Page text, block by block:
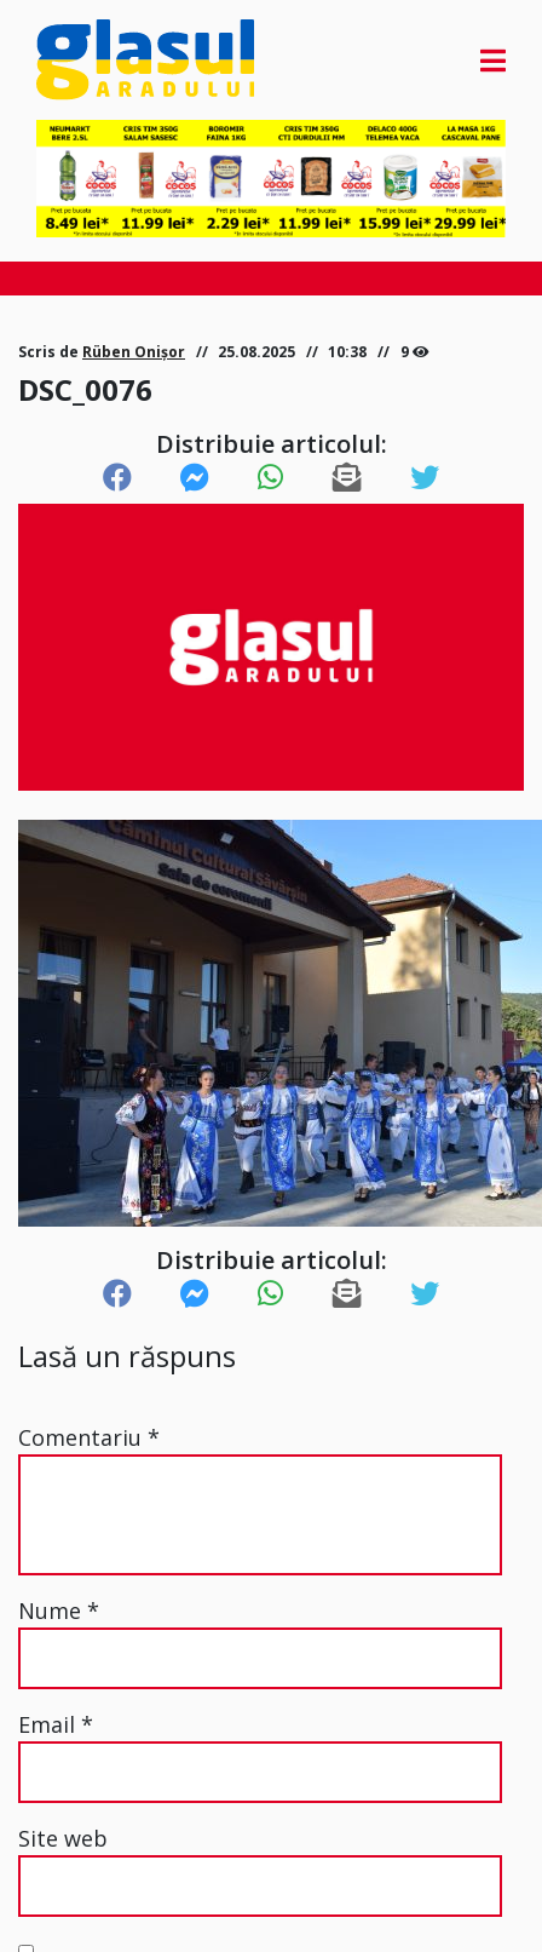
Scris de Rüben Onișor 25.08.2025 10:38 9
DSC_0076
Distribuie articolul:
Distribuie articolul:
Lasă un răspuns
Comentariu *
Nume *
Email *
Site web